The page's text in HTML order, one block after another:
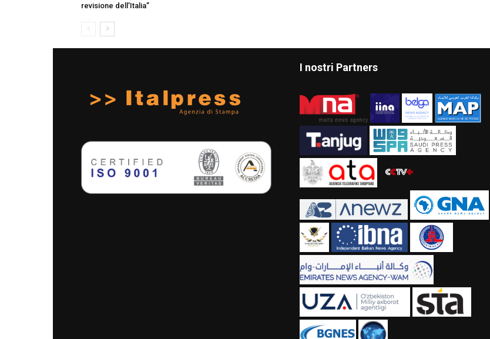
revisione dell’Italia”
I nostri Partners